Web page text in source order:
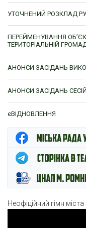
УТОЧНЕНИЙ РОЗКЛАД
ПЕРЕЙМЕНУВАННЯ
ТЕРИТОРІАЛЬНІЙ
АНОНСИ ЗАСІДАНЬ
АНОНСИ ЗАСІДАНЬ
єВІДНОВЛЕННЯ
ЦНАП м. Ромни
Неофіційний гімн